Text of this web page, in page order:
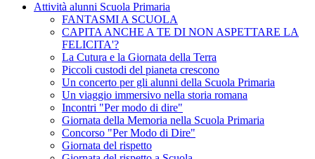
Attività alunni Scuola Primaria
FANTASMI A SCUOLA
CAPITA ANCHE A TE DI NON ASPETTARE LA
FELICITA'?
La Cutura e la Giornata della Terra
Piccoli custodi del pianeta crescono
Un concerto per gli alunni della Scuola Primaria
Un viaggio immersivo nella storia romana
Incontri "Per modo di dire"
Giornata della Memoria nella Scuola Primaria
Concorso "Per Modo di Dire"
Giornata del rispetto